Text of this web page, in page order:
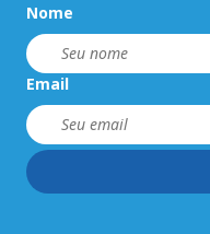
Nome
Email